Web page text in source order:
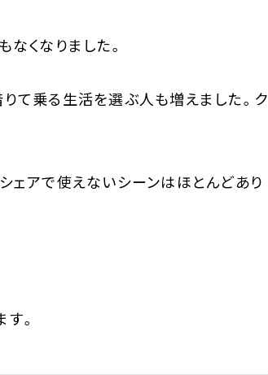
くなりました。
て乗る生活を選ぶ人も増えました。ク
ェアで使えないシーンはほとんどあり
。